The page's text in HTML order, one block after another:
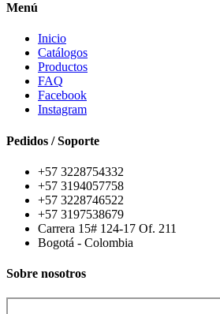
Menú
Inicio
Catálogos
Productos
FAQ
Facebook
Instagram
Pedidos / Soporte
+57 3228754332
+57 3194057758
+57 3228746522
+57 3197538679
Carrera 15# 124-17 Of. 211
Bogotá - Colombia
Sobre nosotros